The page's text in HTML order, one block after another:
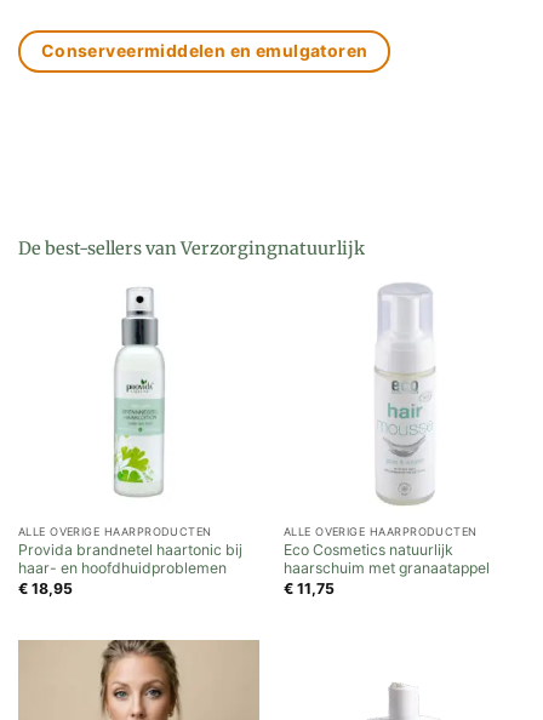
Conserveermiddelen en emulgatoren
De best-sellers van Verzorgingnatuurlijk
ALLE OVERIGE HAARPRODUCTEN
Provida brandnetel haartonic bij
haar- en hoofdhuidproblemen
€18,95
ALLE OVERIGE HAARPRODUCTEN
Eco Cosmetics natuurlijk
haarschuim met granaatappel
€11,75